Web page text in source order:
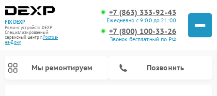
FIX-DEXP
Ремонт устройств DEXP
Специализированный
cервисный центр г.Ростов-
на-Дону
+7 (863) 333-92-43
Ежедневно с 9:00 до 21:00
+7 (800) 100-33-26
Звонок бесплатный по РФ
Мы ремонтируем Позвонить